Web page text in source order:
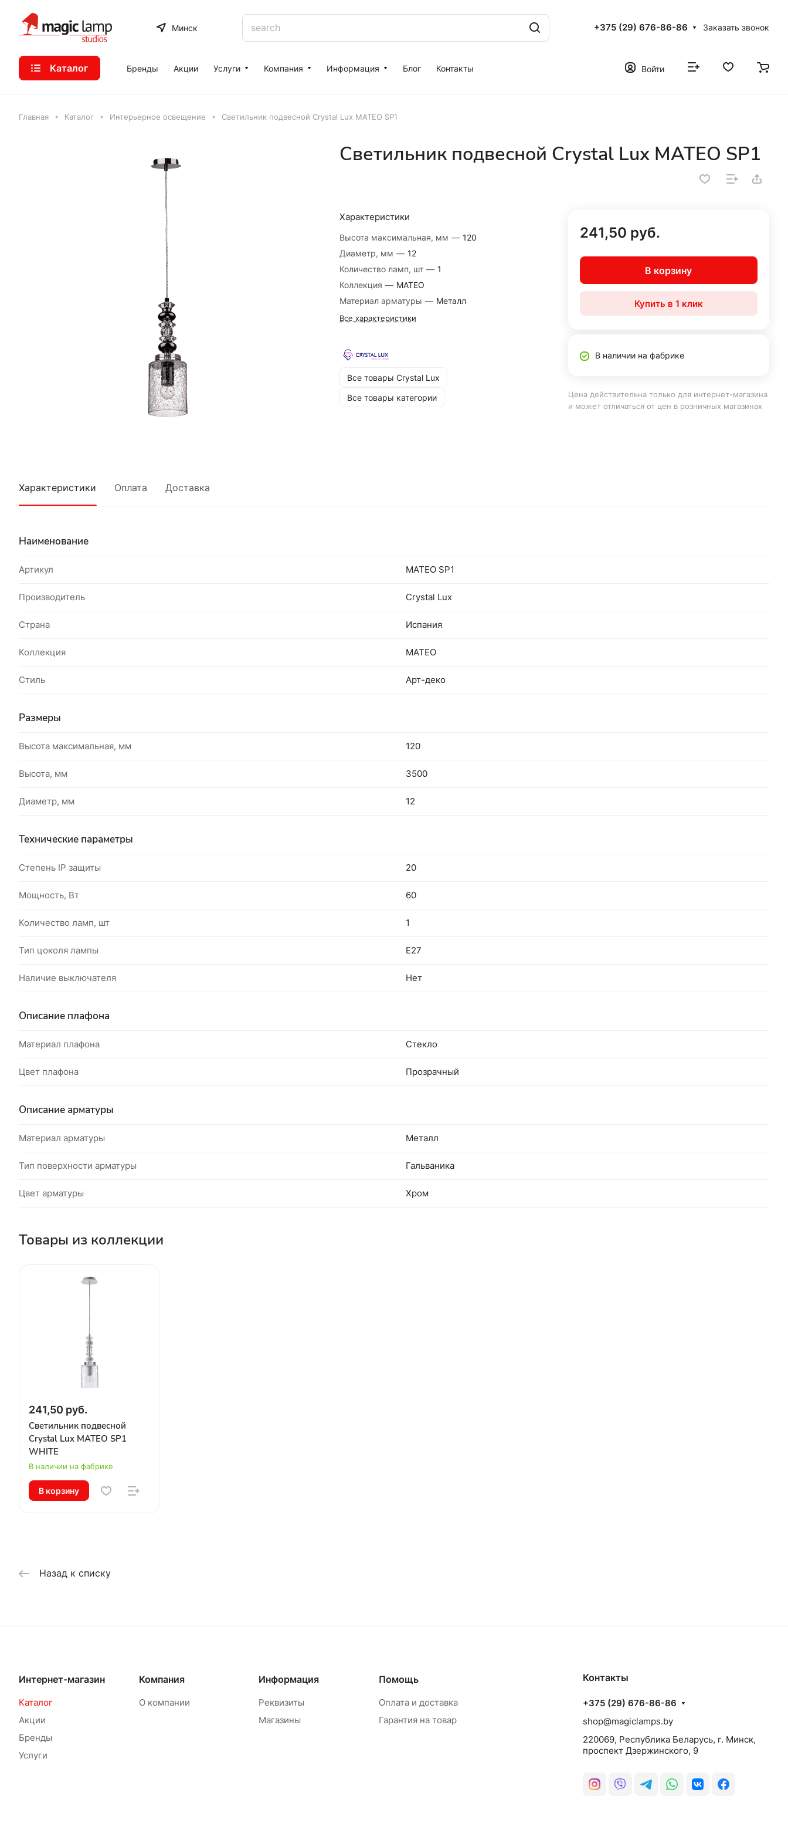
Минск +375 (29) 676-86-86 Заказать звонок
Каталог Бренды Акции Услуги Компания Информация Блог Контакты Войти
Главная Каталог Интерьерное освещение Светильник подвесной Crystal Lux MATEO SP1
Светильник подвесной Crystal Lux MATEO SP1
Характеристики
Высота максимальная, мм — 120
Диаметр, мм — 12
Количество ламп, шт — 1
Коллекция — MATEO
Материал арматуры — Металл
Все характеристики
Все товары Crystal Lux
Все товары категории
241,50 руб.
В корзину
Купить в 1 клик
В наличии на фабрике
Цена действительна только для интернет-магазина
и может отличаться от цен в розничных магазинах
Характеристики Оплата Доставка
Наименование
Артикул MATEO SP1
Производитель Crystal Lux
Страна Испания
Коллекция MATEO
Стиль Арт-деко
Размеры
Высота максимальная, мм 120
Высота, мм 3500
Диаметр, мм 12
Технические параметры
Степень IP защиты 20
Мощность, Вт 60
Количество ламп, шт 1
Тип цоколя лампы E27
Наличие выключателя Нет
Описание плафона
Материал плафона Стекло
Цвет плафона Прозрачный
Описание арматуры
Материал арматуры Металл
Тип поверхности арматуры Гальваника
Цвет арматуры Хром
Товары из коллекции
241,50 руб.
Светильник подвесной
Crystal Lux MATEO SP1
WHITE
В наличии на фабрике
В корзину
Назад к списку
Интернет-магазин
Каталог
Акции
Бренды
Услуги
Компания
О компании
Информация
Реквизиты
Магазины
Помощь
Оплата и доставка
Гарантия на товар
Контакты
+375 (29) 676-86-86
shop@magiclamps.by
220069, Республика Беларусь, г. Минск,
проспект Дзержинского, 9